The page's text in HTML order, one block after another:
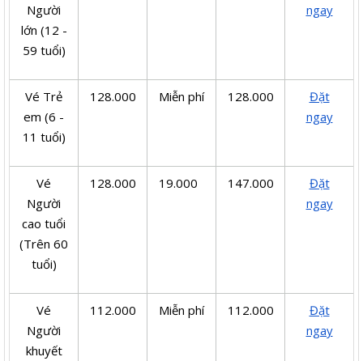
Người
lớn (12 -
59 tuổi)
ngay
Vé Trẻ
em (6 -
11 tuổi)
128.000 Miễn phí 128.000
Đặt
ngay
Vé
Người
cao tuổi
(Trên 60
tuổi)
128.000 19.000 147.000
Đặt
ngay
Vé
Người
khuyết
112.000 Miễn phí 112.000
Đặt
ngay